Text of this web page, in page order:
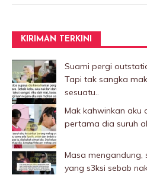
KIRIMAN TERKINI
Suami pergi
Tapi tak sangka
sesuatu..
Mak kahwinkan aku
pertama dia suruh
Masa mengandung,
yang s3ksi sebab